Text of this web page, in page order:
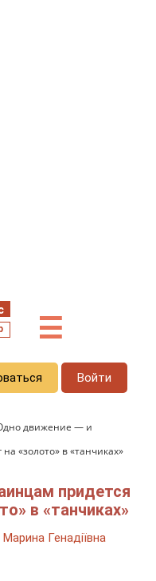
☰
Войти
движение — и
«золото» в «танчиках»
придется
в «танчиках»
Генадіївна